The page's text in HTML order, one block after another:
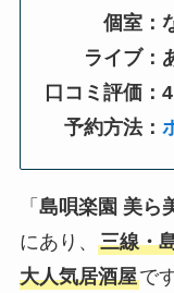
個室：
ライブ：
口コミ評価：
予約方法：
「 島唄楽園 美ら
にあり、 三線・
大人気居酒屋で